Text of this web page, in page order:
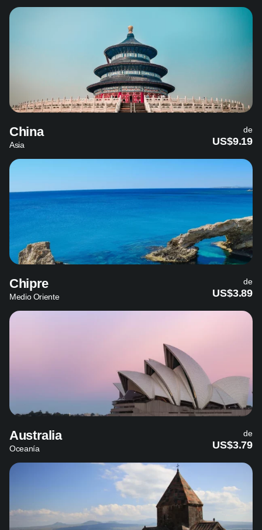
China
Asia
de
US$9.19
Chipre
Medio Oriente
de
US$3.89
Australia
Oceanía
de
US$3.79